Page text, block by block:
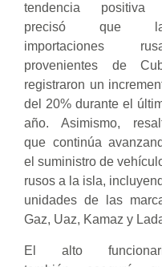
tendencia positiva
precisó que
importaciones
provenientes de
registraron un
del 20% durante el
año. Asimismo,
que continúa
el suministro de
rusos a la isla,
unidades de las
Gaz, Uaz, Kamaz y
El alto